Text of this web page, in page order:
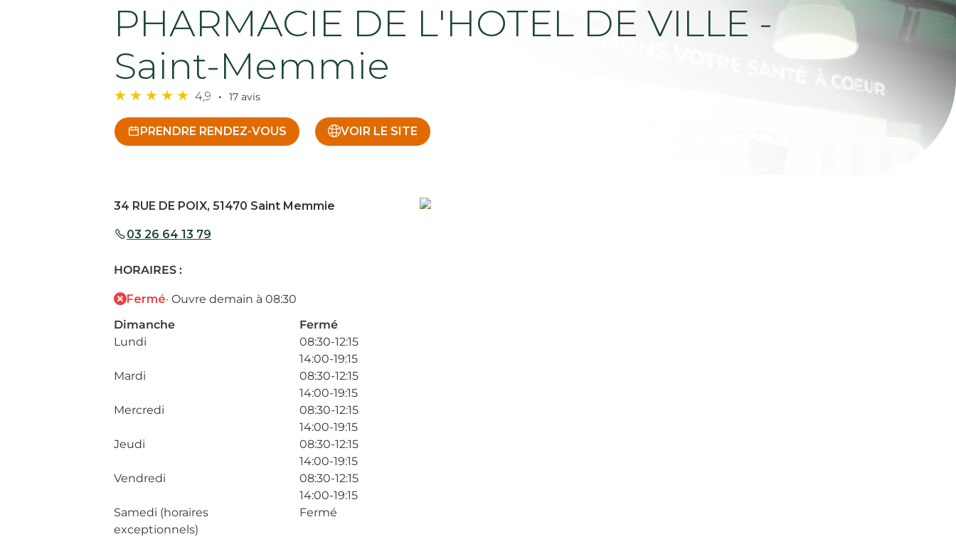
PHARMACIE DE L'HOTEL DE VILLE -
Saint-Memmie
4,9 17 avis
PRENDRE RENDEZ-VOUS VOIR LE SITE
34 RUE DE POIX, 51470 Saint Memmie
03 26 64 13 79
HORAIRES :
Fermé· Ouvre demain à 08:30
Dimanche
Fermé
Lundi
08:30-12:15
14:00-19:15
Mardi
08:30-12:15
14:00-19:15
Mercredi
08:30-12:15
14:00-19:15
Jeudi
08:30-12:15
14:00-19:15
Vendredi
08:30-12:15
14:00-19:15
Samedi (horaires
exceptionnels)
Fermé